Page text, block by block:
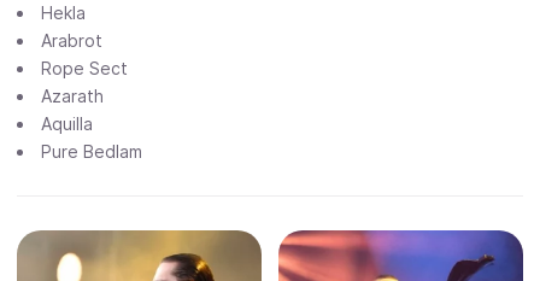
Hekla
Arabrot
Rope Sect
Azarath
Aquilla
Pure Bedlam